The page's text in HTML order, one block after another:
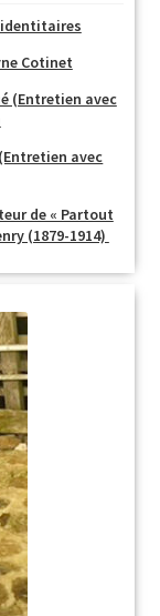
identitaires
Cotinet
(Entretien avec
avec
de « Partout
(1879-1914)